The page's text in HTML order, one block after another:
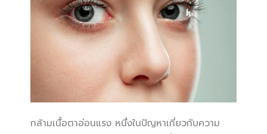
กล้ามเนื้อตาอ่อนแรง หนึ่งในปัญหาเกี่ยวกับความ